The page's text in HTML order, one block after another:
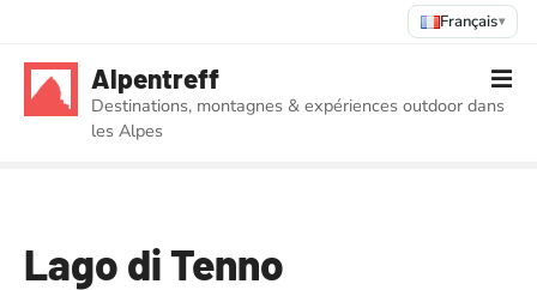
Français▾
Alpentreff
Destinations, montagnes & expériences outdoor dans
les Alpes
Lago di Tenno